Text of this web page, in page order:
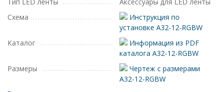
Схема
Инструкция по
установке A32-12-RGBW
Каталог
Информация из PDF
каталога A32-12-RGBW
Размеры
Чертеж с размерами
A32-12-RGBW